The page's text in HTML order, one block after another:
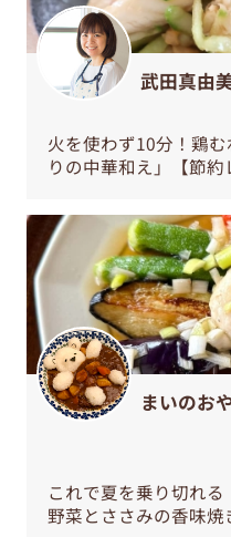
武田真由
火を使わず10分！鶏
りの中華和え」【節約
まいのお
これで夏を乗り切れ
野菜とささみの香味焼